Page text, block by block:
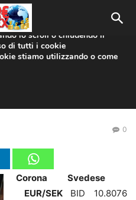
intraday alle
0
Corona Svedese
EUR/SEK BID 10.8076
migliore esperienza sul nostro
lo scroll o chiudendo il
di tutti i cookie
stiamo utilizzando o come